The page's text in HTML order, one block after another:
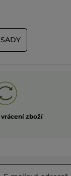
SADY
vrácení zboží